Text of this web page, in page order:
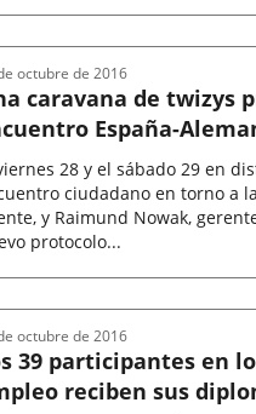
caravana de twizys
España-
28 y el sábado 29 en
ciudadano en torno a
y Raimund Nowak,
protocolo...
octubre de 2016
39 participantes en
reciben sus
octubre de 2016